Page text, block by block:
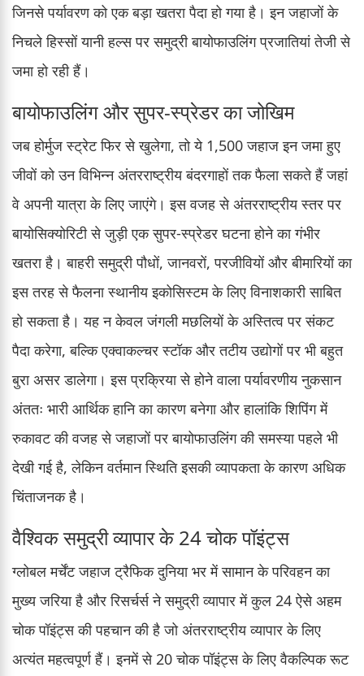
जिनसे पर्यावरण को एक बड़ा खतरा पैदा हो गया है। इन जहाजों के
निचले हिस्सों यानी हल्स पर समुद्री बायोफाउलिंग प्रजातियां तेजी से
जमा हो रही हैं।
बायोफाउलिंग और सुपर-स्प्रेडर का जोखिम
जब होर्मुज स्ट्रेट फिर से खुलेगा, तो ये 1,500 जहाज इन जमा हुए
जीवों को उन विभिन्न अंतरराष्ट्रीय बंदरगाहों तक फैला सकते हैं जहां
वे अपनी यात्रा के लिए जाएंगे। इस वजह से अंतरराष्ट्रीय स्तर पर
बायोसिक्योरिटी से जुड़ी एक सुपर-स्प्रेडर घटना होने का गंभीर
खतरा है। बाहरी समुद्री पौधों, जानवरों, परजीवियों और बीमारियों का
इस तरह से फैलना स्थानीय इकोसिस्टम के लिए विनाशकारी साबित
हो सकता है। यह न केवल जंगली मछलियों के अस्तित्व पर संकट
पैदा करेगा, बल्कि एक्वाकल्चर स्टॉक और तटीय उद्योगों पर भी बहुत
बुरा असर डालेगा। इस प्रक्रिया से होने वाला पर्यावरणीय नुकसान
अंततः भारी आर्थिक हानि का कारण बनेगा और हालांकि शिपिंग में
रुकावट की वजह से जहाजों पर बायोफाउलिंग की समस्या पहले भी
देखी गई है, लेकिन वर्तमान स्थिति इसकी व्यापकता के कारण अधिक
चिंताजनक है।
वैश्विक समुद्री व्यापार के 24 चोक पॉइंट्स
ग्लोबल मर्चेंट जहाज ट्रैफिक दुनिया भर में सामान के परिवहन का
मुख्य जरिया है और रिसर्चर्स ने समुद्री व्यापार में कुल 24 ऐसे अहम
चोक पॉइंट्स की पहचान की है जो अंतरराष्ट्रीय व्यापार के लिए
अत्यंत महत्वपूर्ण हैं। इनमें से 20 चोक पॉइंट्स के लिए वैकल्पिक रूट